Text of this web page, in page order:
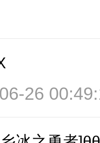
26